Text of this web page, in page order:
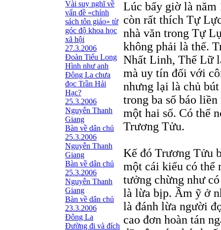
Vài suy nghĩ về
vấn đề «chính
sách tôn giáo» từ
góc độ khoa học
xã hội
27.3.2006
Đoàn Tiểu Long
Hình như anh
Đông La chưa
đọc Trần Hải
Hạc?
25.3.2006
Nguyễn Thanh
Giang
Bàn về dân chủ
25.3.2006
Nguyễn Thanh
Giang
Bàn về dân chủ
25.3.2006
Nguyễn Thanh
Giang
Bàn về dân chủ
23.3.2006
Đông La
Đường đi và đích
Lúc bấy giờ là năm
còn rất thích Tự
nhà văn trong Tự
không phải là thế.
Nhất Linh, Thế Lữ
mà uy tín đối với
nhưng lại là chủ
trong ba số báo
một hai số. Có thể
Trương Tửu.
Kế đó Trương Tửu
một cái kiểu có thể
tưởng chừng như
là lừa bịp. Ầm ỹ ở
là đánh lừa người
cao đơn hoàn tán